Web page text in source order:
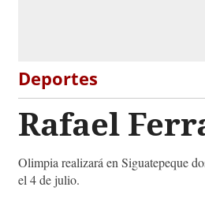
Deportes
Rafael
Olimpia realizará en Siguatepeque
el 4 de julio.